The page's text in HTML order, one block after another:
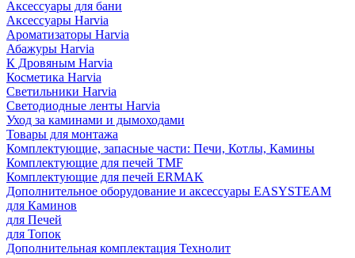
Аксессуары для бани
Аксессуары Harvia
Ароматизаторы Harvia
Абажуры Harvia
К Дровяным Harvia
Косметика Harvia
Светильники Harvia
Светодиодные ленты Harvia
Уход за каминами и дымоходами
Товары для монтажа
Комплектующие, запасные части: Печи, Котлы, Камины
Комплектующие для печей TMF
Комплектующие для печей ERMAK
Дополнительное оборудование и аксессуары EASYSTEAM
для Каминов
для Печей
для Топок
Дополнительная комплектация Технолит